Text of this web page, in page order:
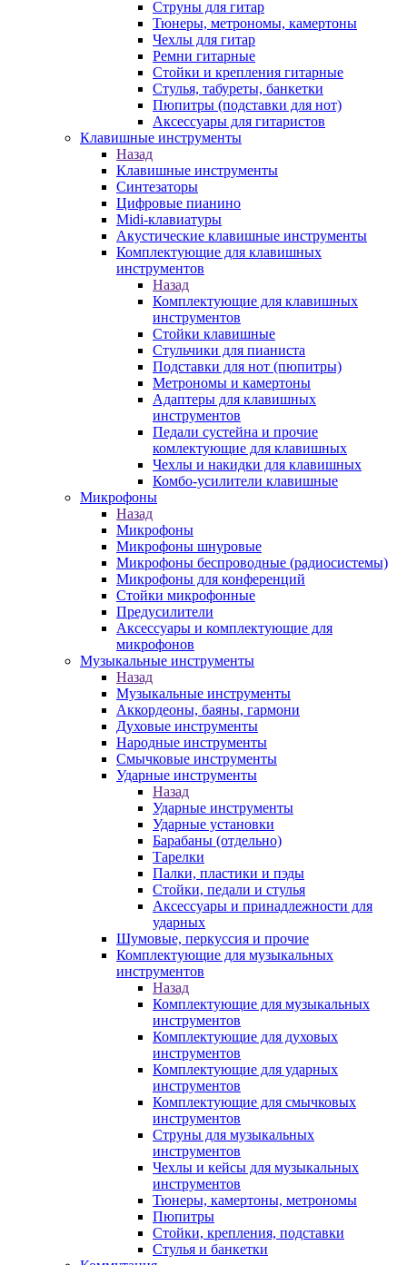
Струны для гитар
Тюнеры, метрономы, камертоны
Чехлы для гитар
Ремни гитарные
Стойки и крепления гитарные
Стулья, табуреты, банкетки
Пюпитры (подставки для нот)
Аксессуары для гитаристов
Клавишные инструменты
Назад
Клавишные инструменты
Синтезаторы
Цифровые пианино
Midi-клавиатуры
Акустические клавишные инструменты
Комплектующие для клавишных
инструментов
Назад
Комплектующие для клавишных
инструментов
Стойки клавишные
Стульчики для пианиста
Подставки для нот (пюпитры)
Метрономы и камертоны
Адаптеры для клавишных
инструментов
Педали сустейна и прочие
комлектующие для клавишных
Чехлы и накидки для клавишных
Комбо-усилители клавишные
Микрофоны
Назад
Микрофоны
Микрофоны шнуровые
Микрофоны беспроводные (радиосистемы)
Микрофоны для конференций
Стойки микрофонные
Предусилители
Аксессуары и комплектующие для
микрофонов
Музыкальные инструменты
Назад
Музыкальные инструменты
Аккордеоны, баяны, гармони
Духовые инструменты
Народные инструменты
Смычковые инструменты
Ударные инструменты
Назад
Ударные инструменты
Ударные установки
Барабаны (отдельно)
Тарелки
Палки, пластики и пэды
Стойки, педали и стулья
Аксессуары и принадлежности для
ударных
Шумовые, перкуссия и прочие
Комплектующие для музыкальных
инструментов
Назад
Комплектующие для музыкальных
инструментов
Комплектующие для духовых
инструментов
Комплектующие для ударных
инструментов
Комплектующие для смычковых
инструментов
Струны для музыкальных
инструментов
Чехлы и кейсы для музыкальных
инструментов
Тюнеры, камертоны, метрономы
Пюпитры
Стойки, крепления, подставки
Стулья и банкетки